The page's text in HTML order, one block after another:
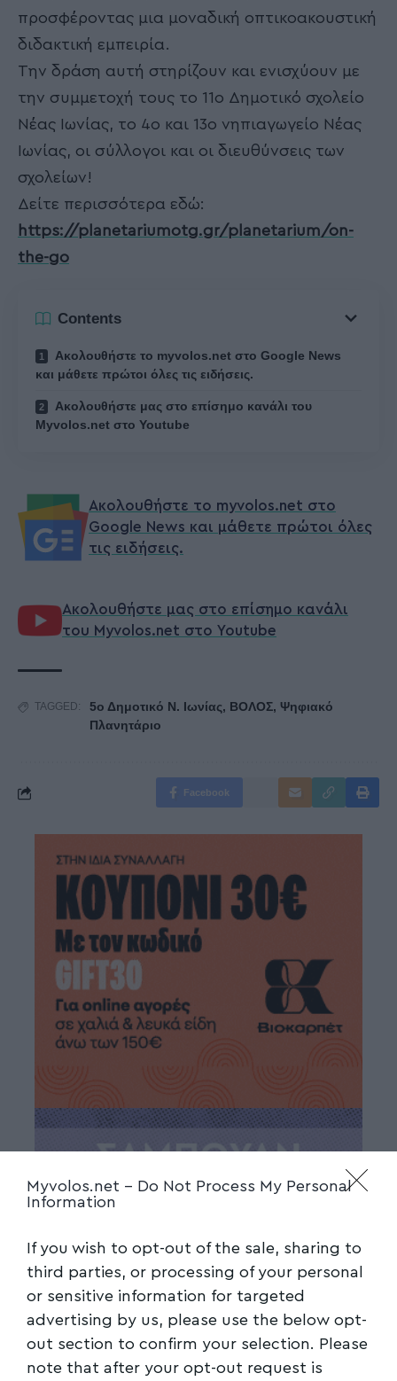
Myvolos.net - Do Not Process My Personal
Information
If you wish to opt-out of the sale, sharing to
third parties, or processing of your personal
or sensitive information for targeted
advertising by us, please use the below opt-
out section to confirm your selection. Please
note that after your opt-out request is
προσφέροντας μια μοναδική οπτικοακουστική
διδακτική εμπειρία.
Την δράση αυτή στηρίζουν και ενισχύουν με
την συμμετοχή τους το 11ο Δημοτικό σχολείο
Νέας Ιωνίας, το 4ο και 13ο νηπιαγωγείο Νέας
Ιωνίας, οι σύλλογοι και οι διευθύνσεις των
σχολείων!
Δείτε περισσότερα εδώ:
https://planetariumotg.gr/planetarium/on-
the-go
Contents
Ακολουθήστε το myvolos.net στο Google News
και μάθετε πρώτοι όλες τις ειδήσεις.
Ακολουθήστε μας στο επίσημο κανάλι του
Myvolos.net στο Youtube
Ακολουθήστε το myvolos.net στο
Google News και μάθετε πρώτοι όλες
τις ειδήσεις.
Ακολουθήστε μας στο επίσημο κανάλι
του Myvolos.net στο Youtube
TAGGED: 5ο Δημοτικό Ν. Ιωνίας, ΒΟΛΟΣ, Ψηφιακό
Πλανητάριο
Facebook